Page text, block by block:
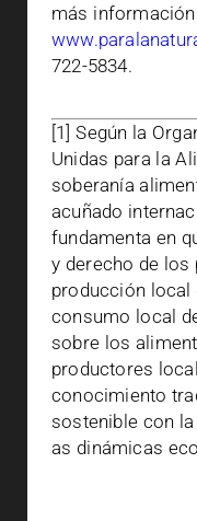
más
722-5834.
[1] Según la
Unidas para la
soberanía
acuñado
fundamenta en
y derecho de los
producción local
consumo local
sobre los
productores
conocimiento
sostenible con la
as dinámicas